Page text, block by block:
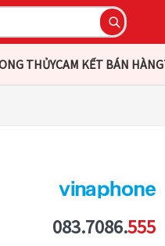
THỦYCAM KẾT BÁN HÀNG
083.7086.555